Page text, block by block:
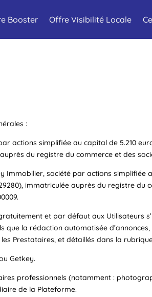
Booster Offre Visibilité Locale
:
actions simplifiée au capital de 5.210
du registre du commerce et des
Immobilier, société par actions simplifiée
immatriculée auprès du registre
et par défaut aux Utilisateurs
que la rédaction automatisée
Prestataires, et détaillés dans la
Getkey.
professionnels (notamment :
de la Plateforme.